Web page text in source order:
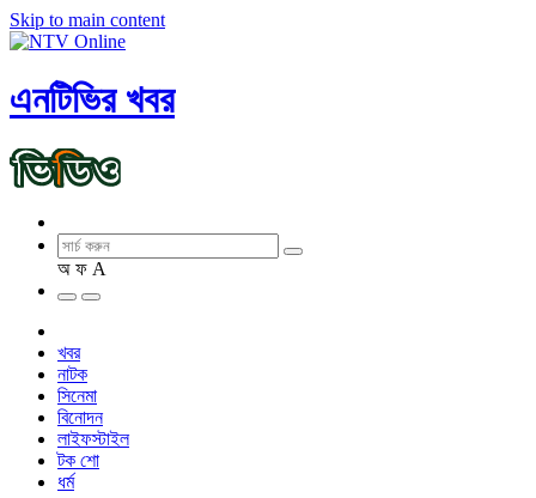
Skip to main content
এনটিভির খবর
অ ফ A
খবর
নাটক
সিনেমা
বিনোদন
লাইফস্টাইল
টক শো
ধর্ম